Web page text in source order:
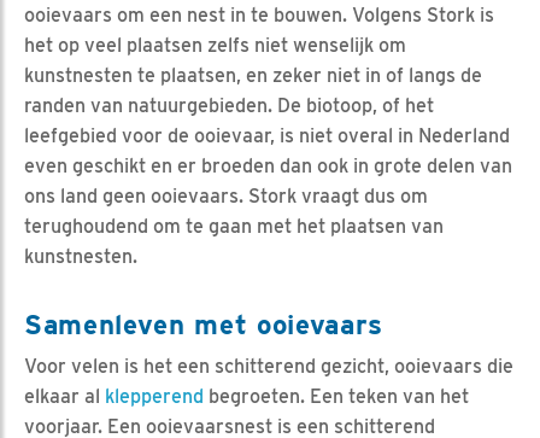
ooievaars om een nest in te bouwen. Volgens Stork is
het op veel plaatsen zelfs niet wenselijk om
kunstnesten te plaatsen, en zeker niet in of langs de
randen van natuurgebieden. De biotoop, of het
leefgebied voor de ooievaar, is niet overal in Nederland
even geschikt en er broeden dan ook in grote delen van
ons land geen ooievaars. Stork vraagt dus om
terughoudend om te gaan met het plaatsen van
kunstnesten.
Samenleven met ooievaars
Voor velen is het een schitterend gezicht, ooievaars die
elkaar al klepperend begroeten. Een teken van het
voorjaar. Een ooievaarsnest is een schitterend